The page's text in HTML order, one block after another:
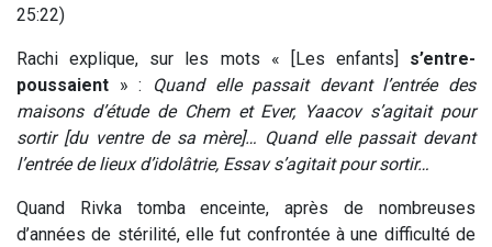
25:22)
Rachi explique, sur les mots « [Les enfants] s’entre-
poussaient » :
Quand elle passait devant l’entrée des
maisons d’étude de Chem et Ever, Yaacov s’agitait pour
sortir [du ventre de sa mère]… Quand elle passait devant
l’entrée de lieux d’idolâtrie, Essav s’agitait pour sortir…
Quand Rivka tomba enceinte, après de nombreuses
d’années de stérilité, elle fut confrontée à une difficulté de